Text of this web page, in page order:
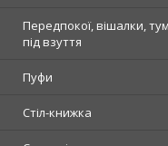
Передпокої, вішалки,
під взуття
Пуфи
Стіл-книжка